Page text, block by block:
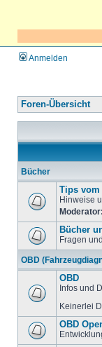
Anmelden
Foren-Übersicht
Bücher
Tips vom
Hinweise
Moderator:
Bücher
Fragen
OBD
OBD
Infos und
Keinerlei
OBD